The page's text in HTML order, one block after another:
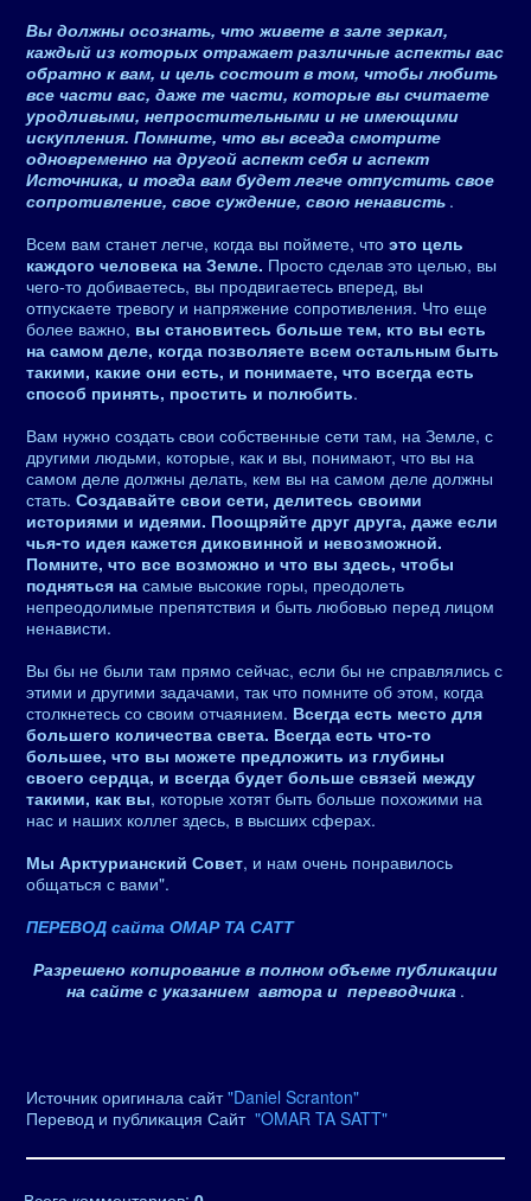
Вы должны осознать, что живете в зале зеркал,
каждый из которых отражает различные аспекты вас
обратно к вам, и цель состоит в том, чтобы любить
все части вас, даже те части, которые вы считаете
уродливыми, непростительными и не имеющими
искупления. Помните, что вы всегда смотрите
одновременно на другой аспект себя и аспект
Источника, и тогда вам будет легче отпустить свое
сопротивление, свое суждение, свою ненависть .
Всем вам станет легче, когда вы поймете, что это цель
каждого человека на Земле. Просто сделав это целью, вы
чего-то добиваетесь, вы продвигаетесь вперед, вы
отпускаете тревогу и напряжение сопротивления. Что еще
более важно, вы становитесь больше тем, кто вы есть
на самом деле, когда позволяете всем остальным быть
такими, какие они есть, и понимаете, что всегда есть
способ принять, простить и полюбить.
Вам нужно создать свои собственные сети там, на Земле, с
другими людьми, которые, как и вы, понимают, что вы на
самом деле должны делать, кем вы на самом деле должны
стать. Создавайте свои сети, делитесь своими
историями и идеями. Поощряйте друг друга, даже если
чья-то идея кажется диковинной и невозможной.
Помните, что все возможно и что вы здесь, чтобы
подняться на самые высокие горы, преодолеть
непреодолимые препятствия и быть любовью перед лицом
ненависти.
Вы бы не были там прямо сейчас, если бы не справлялись с
этими и другими задачами, так что помните об этом, когда
столкнетесь со своим отчаянием. Всегда есть место для
большего количества света. Всегда есть что-то
большее, что вы можете предложить из глубины
своего сердца, и всегда будет больше связей между
такими, как вы, которые хотят быть больше похожими на
нас и наших коллег здесь, в высших сферах.
Мы Арктурианский Совет, и нам очень понравилось
общаться с вами".
ПЕРЕВОД сайта ОМАР ТА САТТ
Разрешено копирование в полном объеме публикации
на сайте с указанием автора и переводчика .
Источник оригинала сайт"Daniel Scranton"
Перевод и публикация Сайт "OMAR TA SATT"